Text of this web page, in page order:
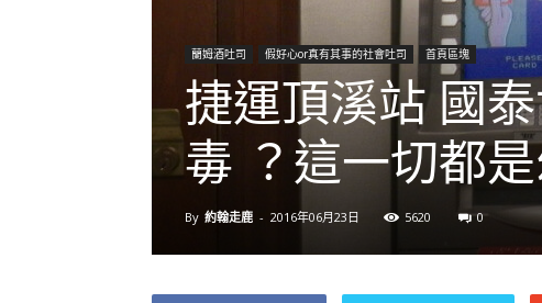
蘭姆酒吐司 假好心or真有其事的社會吐司 首頁區塊
捷運頂溪站 國
毒 ？這一切都
By 約翰走鹿 - 2016年06月23日 5620 0